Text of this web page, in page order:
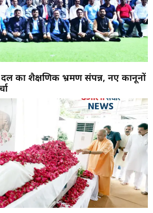
का शैक्षणिक भ्रमण संपन्न, नए कानूनों